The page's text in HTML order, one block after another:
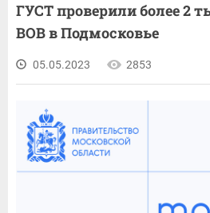
ГУСТ проверили более 2
ВОВ в Подмосковье
05.05.2023 2853